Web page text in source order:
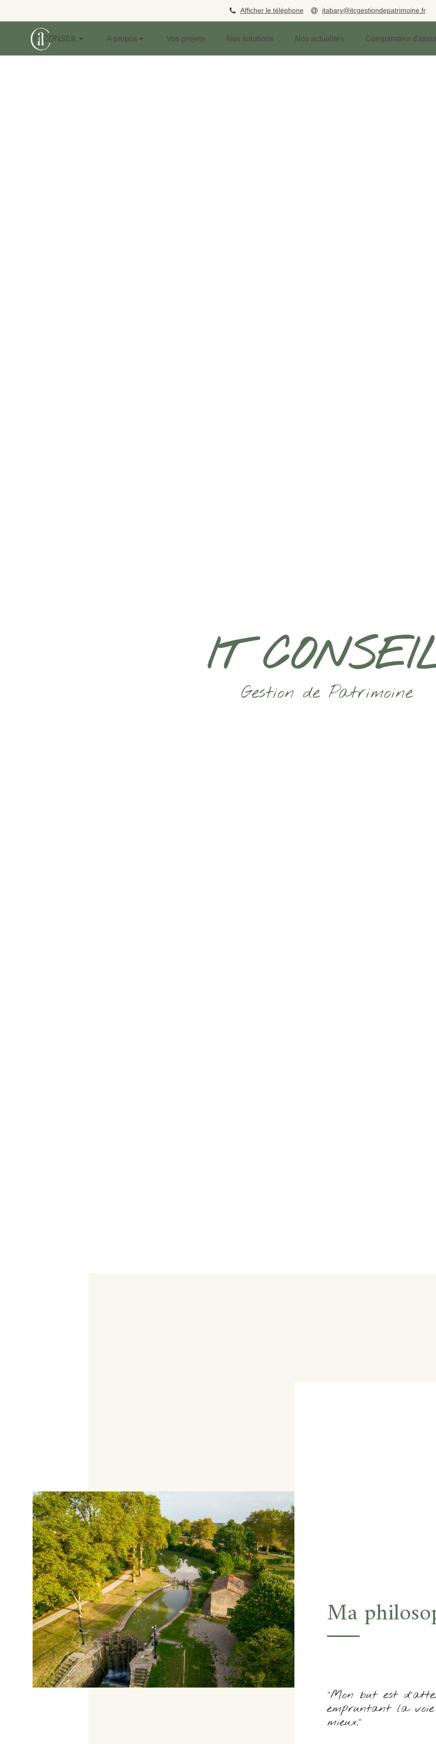
Afficher le téléphone itabary@itcgestiondepatrimoine.fr
IT CONSEIL A propos Vos projets Nos solutions Nos actualités Comparateur
IT
Gestion de Patrimoine
Ma
"Mon but est
empruntant la
mieux."